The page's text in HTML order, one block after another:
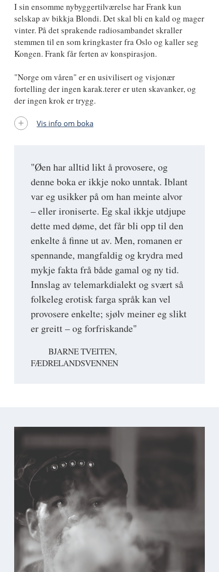
"Øen har alltid likt å provosere, og
denne boka er ikkje noko unntak. Iblant
var eg usikker på om han meinte alvor
– eller ironiserte. Eg skal ikkje utdjupe
dette med døme, det får bli opp til den
enkelte å finne ut av. Men, romanen er
spennande, mangfaldig og krydra med
mykje fakta frå både gamal og ny tid.
Innslag av telemarkdialekt og svært så
folkeleg erotisk farga språk kan vel
provosere enkelte; sjølv meiner eg slikt
er greitt – og forfriskande"
BJARNE TVEITEN,
FÆDRELANDSVENNEN
I sin ensomme nybyggertilværelse har Frank kun
selskap av bikkja Blondi. Det skal bli en kald og mager
vinter. På det sprakende radiosambandet skraller
stemmen til en som kringkaster fra Oslo og kaller seg
Kongen. Frank får ferten av konspirasjon.
"Norge om våren" er en usivilisert og visjonær
fortelling der ingen karak.terer er uten skavanker, og
der ingen krok er trygg.
Vis info om boka